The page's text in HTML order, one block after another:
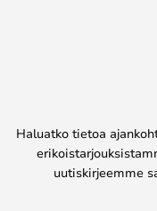
Haluatko tietoa
uutiskirjeemme